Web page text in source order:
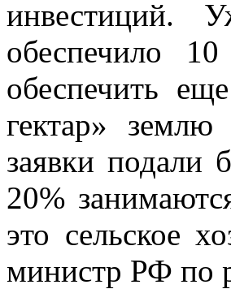
инвестиций.
обеспечило
обеспечить
гектар»
заявки подали
20%
это сельское
министр РФ по